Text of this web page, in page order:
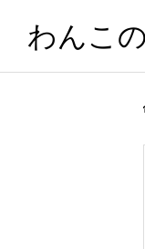
わんこ